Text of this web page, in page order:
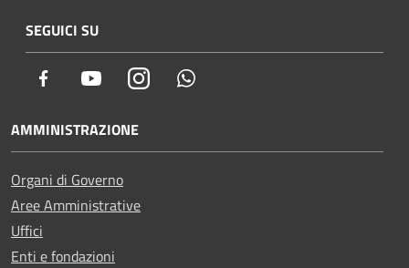
SEGUICI SU
Facebook YoutubeInstagram
AMMINISTRAZIONE
Organi di Governo
Aree Amministrative
Uffici
Enti e fondazioni